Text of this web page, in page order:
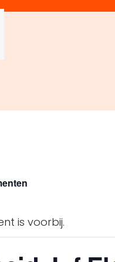
is voorbij.